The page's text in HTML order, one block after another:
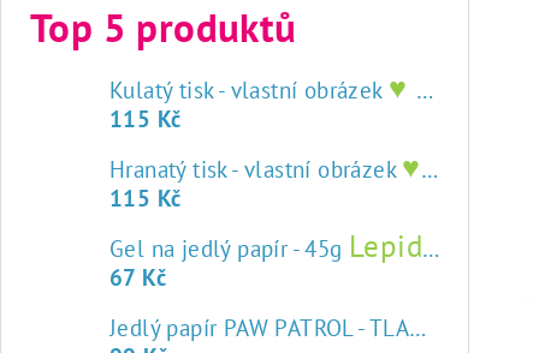
Top 5 produktů
Kulatý tisk - vlastní obrázek ♥ tisk na jedlý papír
115 Kč
Hranatý tisk - vlastní obrázek ♥ tisk na jedlý papír
115 Kč
Gel na jedlý papír - 45g Lepidlo na jedlý papír
67 Kč
Jedlý papír PAW PATROL - TLAPKOVÁ PATROLA